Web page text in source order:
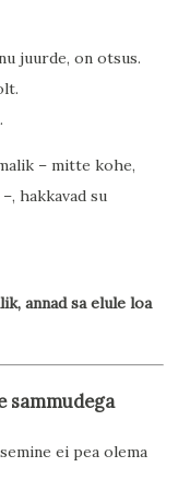
juurde, on otsus.
– mitte kohe,
hakkavad su
annad sa elule loa
sammudega
ei pea olema